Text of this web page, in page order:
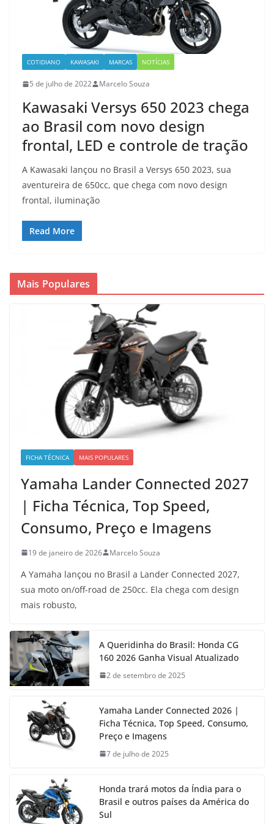
COTIDIANO KAWASAKI MARCAS NOTÍCIAS
5 de julho de 2022 Marcelo Souza
Kawasaki Versys 650 2023 chega
ao Brasil com novo design
frontal, LED e controle de tração
A Kawasaki lançou no Brasil a Versys 650 2023, sua
aventureira de 650cc, que chega com novo design
frontal, iluminação
Read More
Mais Populares
FICHA TÉCNICA MAIS POPULARES
Yamaha Lander Connected 2027
| Ficha Técnica, Top Speed,
Consumo, Preço e Imagens
19 de janeiro de 2026 Marcelo Souza
A Yamaha lançou no Brasil a Lander Connected 2027,
sua moto on/off-road de 250cc. Ela chega com design
mais robusto,
A Queridinha do Brasil: Honda CG
160 2026 Ganha Visual Atualizado
2 de setembro de 2025
Yamaha Lander Connected 2026 |
Ficha Técnica, Top Speed, Consumo,
Preço e Imagens
7 de julho de 2025
Honda trará motos da Índia para o
Brasil e outros países da América do
Sul